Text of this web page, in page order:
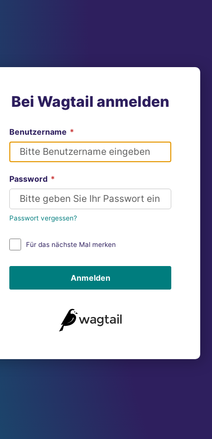
Bei Wagtail anmelden
Benutzername *
Password *
Passwort vergessen?
Für das nächste Mal merken
Anmelden